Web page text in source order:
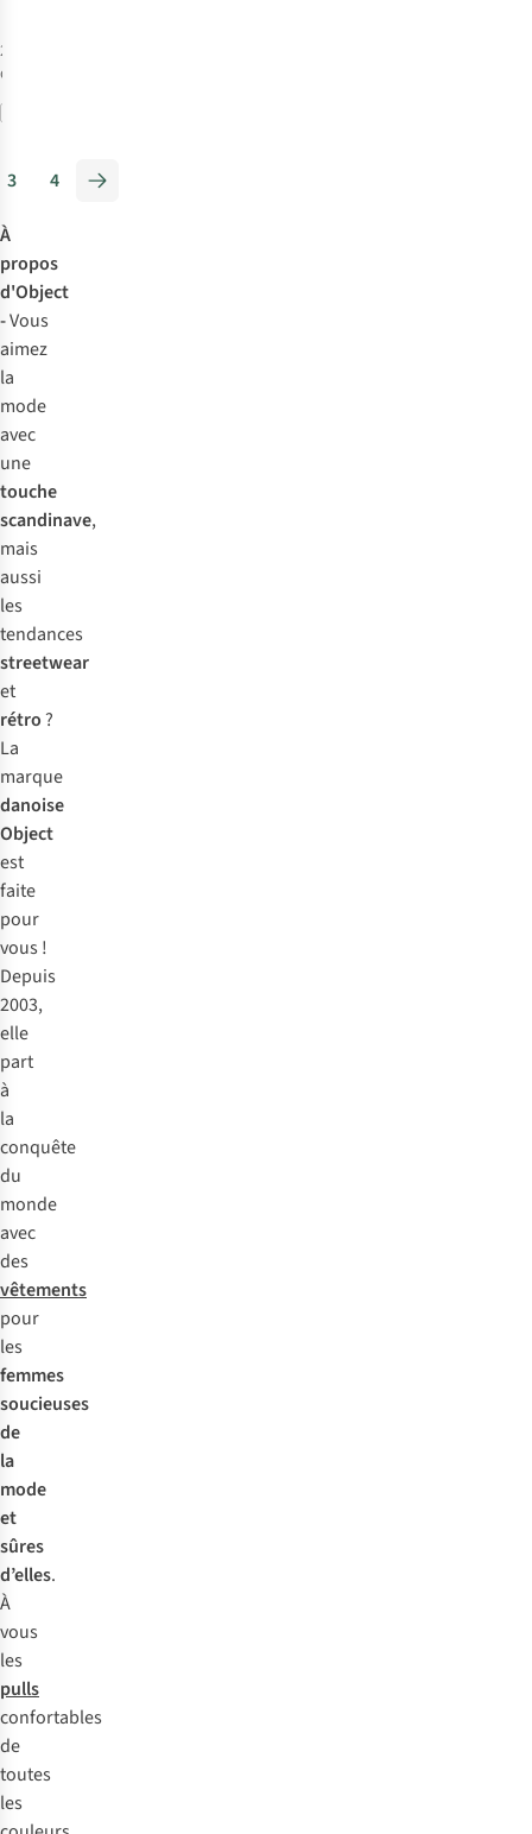
2
disponibles
3 4
À
propos
d'Object
-Vous
aimez
la
mode
avec
une
touche
scandinave,
mais
aussi
les
tendances
streetwear
et
rétro?
La
marque
danoise
Object
est
faite
pour
vous !
Depuis
2003,
elle
part
à
la
conquête
du
monde
avec
des
vêtements
pour
les
femmes
soucieuses
de
la
mode
et
sûres
d’elles.
À
vous
les
pulls
confortables
de
toutes
les